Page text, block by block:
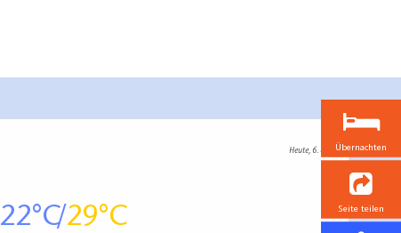
Heute, 6. 8.
22 29
Übernachten
Seite teilen